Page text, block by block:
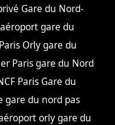
Gare du Nord-
gare du
Orly gare du
Paris gare du Nord
Paris Gare du
gare du nord pas
orly gare du